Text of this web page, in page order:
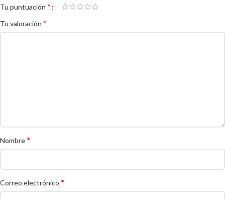
Tu puntuación *
Tu valoración *
Nombre*
Correo electrónico *